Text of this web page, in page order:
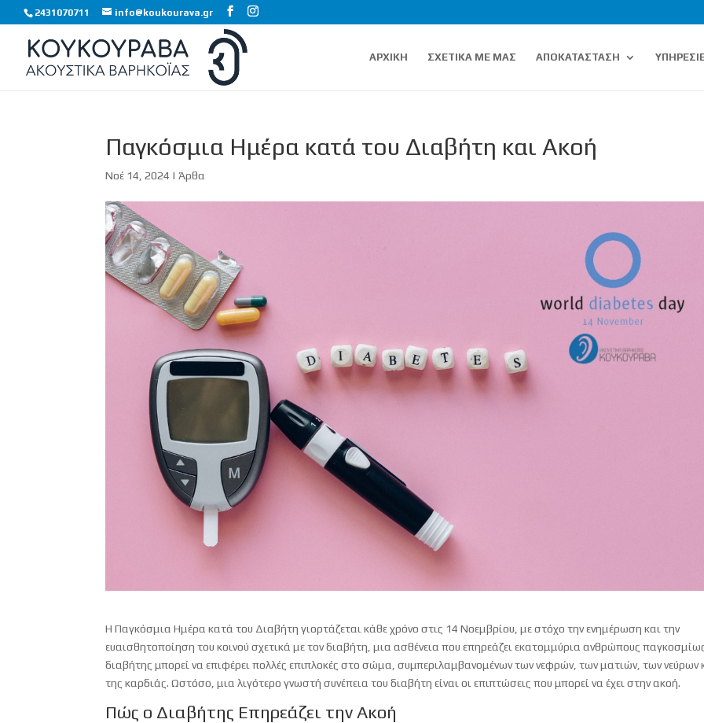
2431070711 info@koukourava.gr
ΑΡΧΙΚΗ ΣΧΕΤΙΚΑ ΜΕ ΜΑΣ ΑΠΟΚΑΤΑΣΤΑΣΗ
Παγκόσμια Ημέρα κατά του Διαβήτη και Ακοή
Νοέ 14, 2024 |Άρθα
Η Παγκόσμια Ημέρα κατά του Διαβήτη γιορτάζεται κάθε χρόνο στις 14 Νοεμβρίου, με στόχο την ενημέρωση και την
ευαισθητοποίηση του κοινού σχετικά με τον διαβήτη, μια ασθένεια που επηρεάζει εκατομμύρια ανθρώπους
διαβήτης μπορεί να επιφέρει πολλές επιπλοκές στο σώμα, συμπεριλαμβανομένων των νεφρών, των ματιών, των νεύρων
της καρδιάς. Ωστόσο, μια λιγότερο γνωστή συνέπεια του διαβήτη είναι οι επιπτώσεις που μπορεί να έχει στην ακοή.
Πώς ο Διαβήτης Επηρεάζει την Ακοή